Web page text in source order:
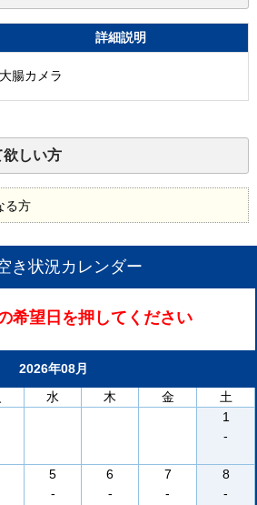
詳細説明
大腸カメラ
欲しい方
る方
き状況カレンダー
希望日を押してください
2026年08月
水 木 金
土
1
-
5
-
6
-
7
-
8
-